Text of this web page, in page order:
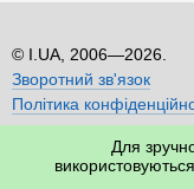
I.UA, 2006—2026.
Зворотний зв'язок
Політика
Для